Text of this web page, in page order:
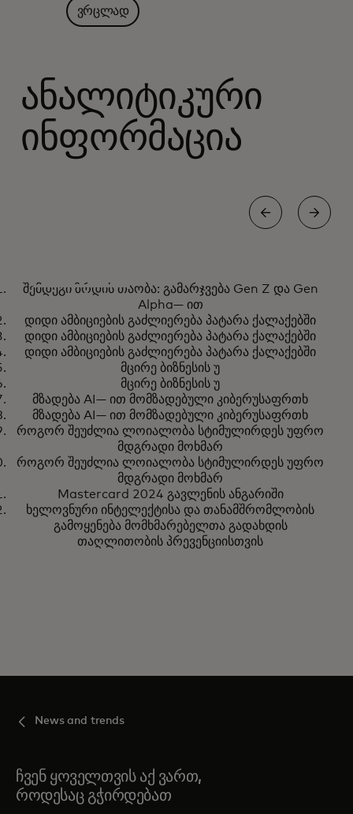
ვრცლად
ანალიტიკური
ინფორმაცია
შემდეგი ზრდის თაობა:
გამარჯვება Gen Z და Gen Alpha
— ით
გაიგეთ მეტი
შემდეგი ზრდის თაობა: გამარჯვება Gen Z და Gen
Alpha— ით
დიდი ამბიციების გაძლიერება პატარა ქალაქებში
დიდი ამბიციების გაძლიერება პატარა ქალაქებში
დიდი ამბიციების გაძლიერება პატარა ქალაქებში
მცირე ბიზნესის უ
მცირე ბიზნესის უ
მზადება AI— ით მომზადებული კიბერუსაფრთხ
მზადება AI— ით მომზადებული კიბერუსაფრთხ
როგორ შეუძლია ლოიალობა სტიმულირდეს უფრო
მდგრადი მოხმარ
როგორ შეუძლია ლოიალობა სტიმულირდეს უფრო
მდგრადი მოხმარ
Mastercard 2024 გავლენის ანგარიში
ხელოვნური ინტელექტისა და თანამშრომლობის
გამოყენება მომხმარებელთა გადახდის
თაღლითობის პრევენციისთვის
News and trends
ჩვენ ყოველთვის აქ ვართ,
როდესაც გჭირდებათ